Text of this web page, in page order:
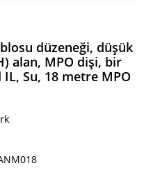
düzeneği, düşük
alan, MPO dişi, bir
Su, 18 metre MPO